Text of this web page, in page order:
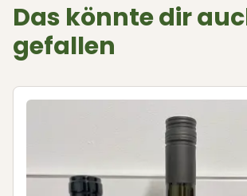
Das könnte dir
gefallen